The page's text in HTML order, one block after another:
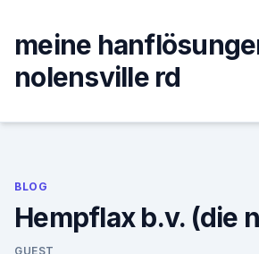
content
meine
nolensville rd
BLOG
Hempflax b.v. (die
GUEST